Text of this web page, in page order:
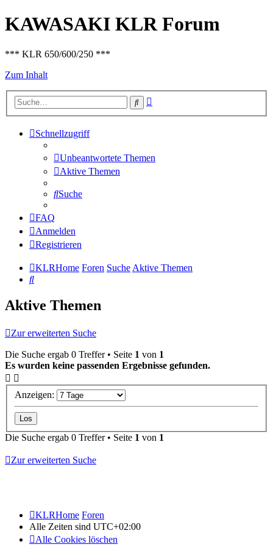
KAWASAKI KLR Forum
*** KLR 650/600/250 ***
Zum Inhalt
Suche
Schnellzugriff
Unbeantwortete Themen
Aktive Themen
Suche
FAQ
Anmelden
Registrieren
KLRHome Foren SucheAktive Themen
Suche
Aktive Themen
Zur erweiterten Suche
Die Suche ergab 0 Treffer • Seite 1 von 1
Es wurden keine passenden Ergebnisse gefunden.
Anzeigen:
Die Suche ergab 0 Treffer • Seite 1 von 1
Zur erweiterten Suche
KLRHome Foren
Alle Zeiten sind UTC+02:00
Alle Cookies löschen